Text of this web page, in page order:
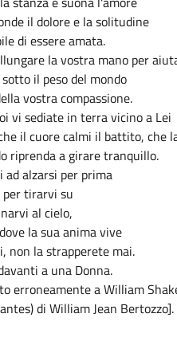
il dolore e la solitudine
di essere amata.
la vostra mano per
il peso del mondo
vostra compassione.
vi sediate in terra vicino a Lei
il cuore calmi il battito, che
riprenda a girare tranquillo.
ad alzarsi per prima
per tirarvi su
al cielo,
la sua anima vive
non la strapperete mai.
a una Donna.
erroneamente a William
di William Jean Bertozzo].